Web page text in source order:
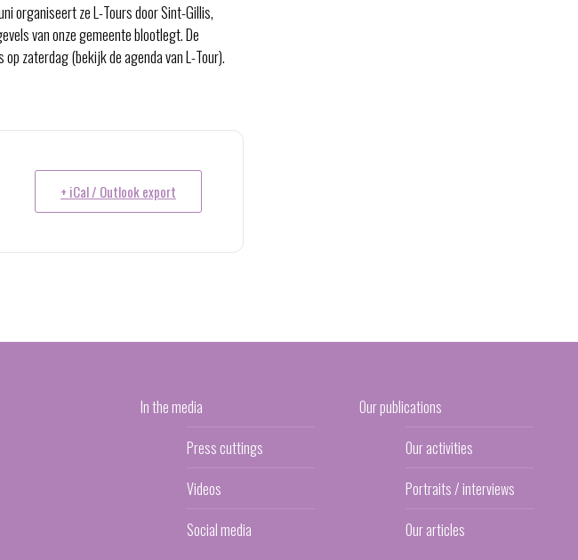
organiseert ze L-Tours door Sint-Gillis,
van onze gemeente blootlegt. De
zaterdag (bekijk de agenda van L-Tour).
+ iCal / Outlook export
In the media
Press cuttings
Videos
Social media
Our publications
Our activities
Portraits / interviews
Our articles